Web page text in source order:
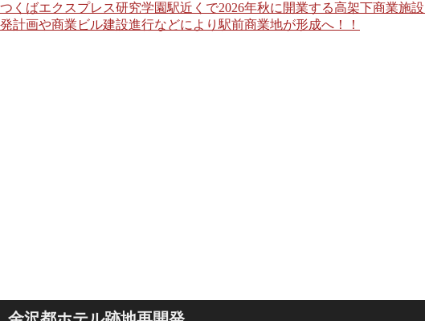
つくばエクスプレス研究学園駅近くで2026年秋に開業する高架下商業施
発計画や商業ビル建設進行などにより駅前商業地が形成へ！！